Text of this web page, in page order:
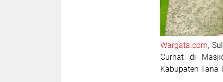
Wargata.com,
Curhat di
Kabupaten Tana